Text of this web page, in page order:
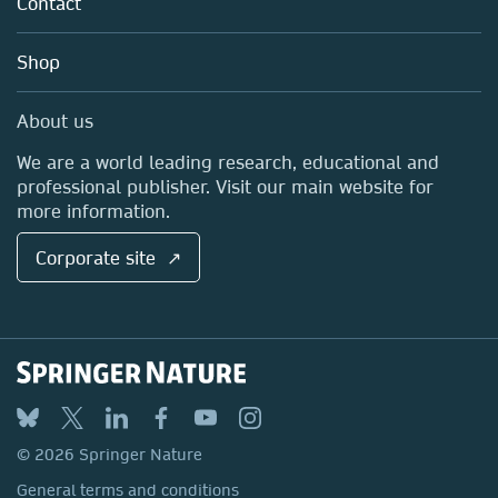
Blog
Sales and account contacts
Careers
Media Centre
Locations & Contact
Shop
About us
We are a world leading research, educational and
professional publisher. Visit our main website for
more information.
Corporate site ↗
© 2026 Springer Nature
General terms and conditions